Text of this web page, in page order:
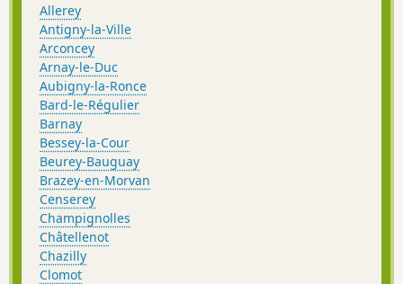
Allerey
Antigny-la-Ville
Arconcey
Arnay-le-Duc
Aubigny-la-Ronce
Bard-le-Régulier
Barnay
Bessey-la-Cour
Beurey-Bauguay
Brazey-en-Morvan
Censerey
Champignolles
Châtellenot
Chazilly
Clomot